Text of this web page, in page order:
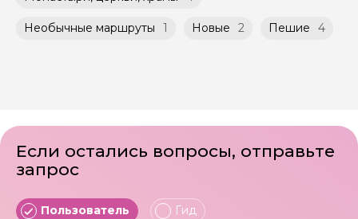
российского банка можно оплатить любую
Необычные маршруты 1 Новые 2 Пешие 4
Если остались вопросы, отправьте
запрос
Пользователь Гид